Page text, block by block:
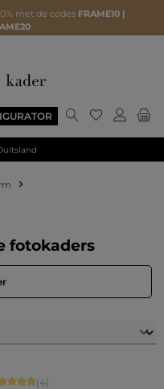
met de codes FRAME10 |
Je hebt 0
fotokaders
score van 5 op 5 sterren
(4)